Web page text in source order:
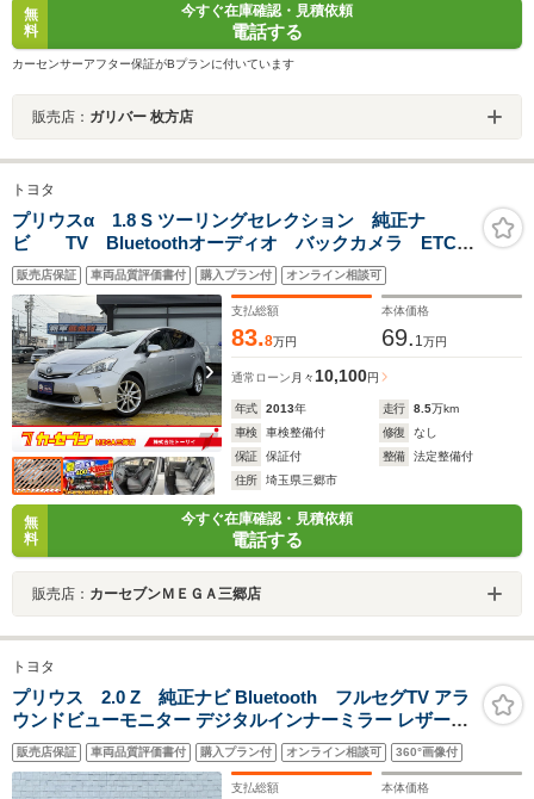
無
料
今すぐ在庫確認・見積依頼
電話する
カーセンサーアフター保証がBプランに付いています
販売店： ガリバー 枚方店
トヨタ
プリウスα 1.8 S ツーリングセレクション 純正ナ
ビ TV Bluetoothオーディオ バックカメラ ETC
スマートキー LEDヘッドライト 17インチAW
販売店保証 車両品質評価書付 購入プラン付 オンライン相談可
支払総額
83.8万円
本体価格
69. 1万円
通常ローン 月々 10,100円
年式 2013年 走行 8.5万km
車検
車検整備付 修復
なし
保証
保証付 整備
法定整備付
住所
埼玉県三郷市
無
料
今すぐ在庫確認・見積依頼
電話する
販売店： カーセブンＭＥＧＡ三郷店
トヨタ
プリウス 2.0 Z 純正ナビ Bluetooth フルセグTV アラ
ウンドビューモニター デジタルインナーミラー レザーシ
ート シートヒーター シートクーラー 運転席パワーシート
追従式クルーズコントロール 電動バックドア ETC2.0
販売店保証 車両品質評価書付 購入プラン付 オンライン相談可 360°画像付
支払総額 本体価格